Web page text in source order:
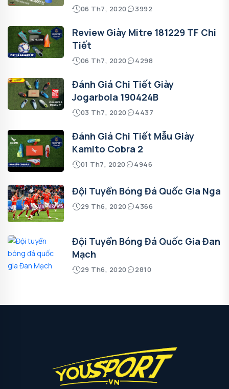
06 Th7, 2020 3992
Review Giày Mitre 181229 TF Chi
Tiết
06 Th7, 2020 4298
Đánh Giá Chi Tiết Giày
Jogarbola 190424B
03 Th7, 2020 4437
Đánh Giá Chi Tiết Mẫu Giày
Kamito Cobra 2
01 Th7, 2020 4946
Đội Tuyển Bóng Đá Quốc Gia Nga
29 Th6, 2020 4366
Đội Tuyển Bóng Đá Quốc Gia Đan
Mạch
29 Th6, 2020 2810